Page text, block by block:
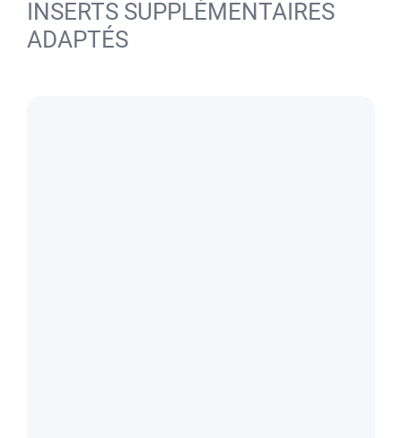
INSERTS SUPPLÉMENTAIRES
ADAPTÉS